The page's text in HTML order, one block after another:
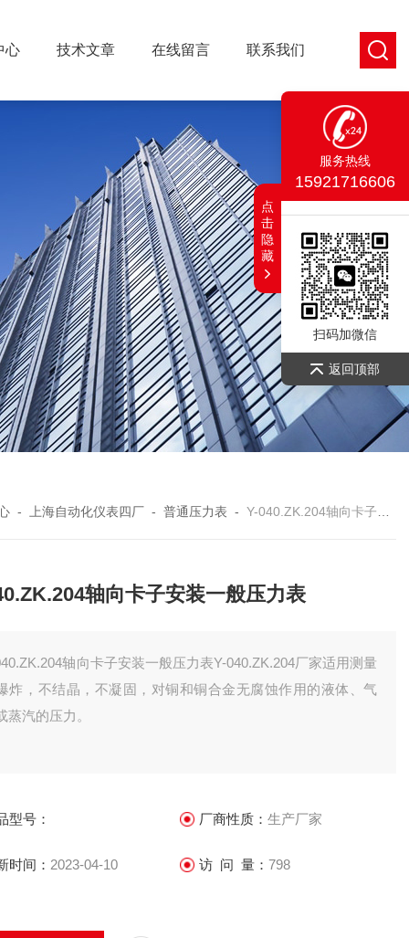
心 技术文章 在线留言 联系我们
- 上海自动化仪表四厂 -普通压力表 -Y-040.ZK.204轴向卡子安装一般压力表
轴向卡子安装一般压力表
轴向卡子安装一般压力表Y-040.ZK.204厂家适用测量
炸，不结晶，不凝固，对铜和铜合金无腐蚀作用的液体、气
蒸汽的压力。
型号： 厂商性质： 生产厂家
时间： 2023-04-10 访 问 量： 798
服务热线
15921716606
扫码加微信
返回顶部
点
击
隐
藏